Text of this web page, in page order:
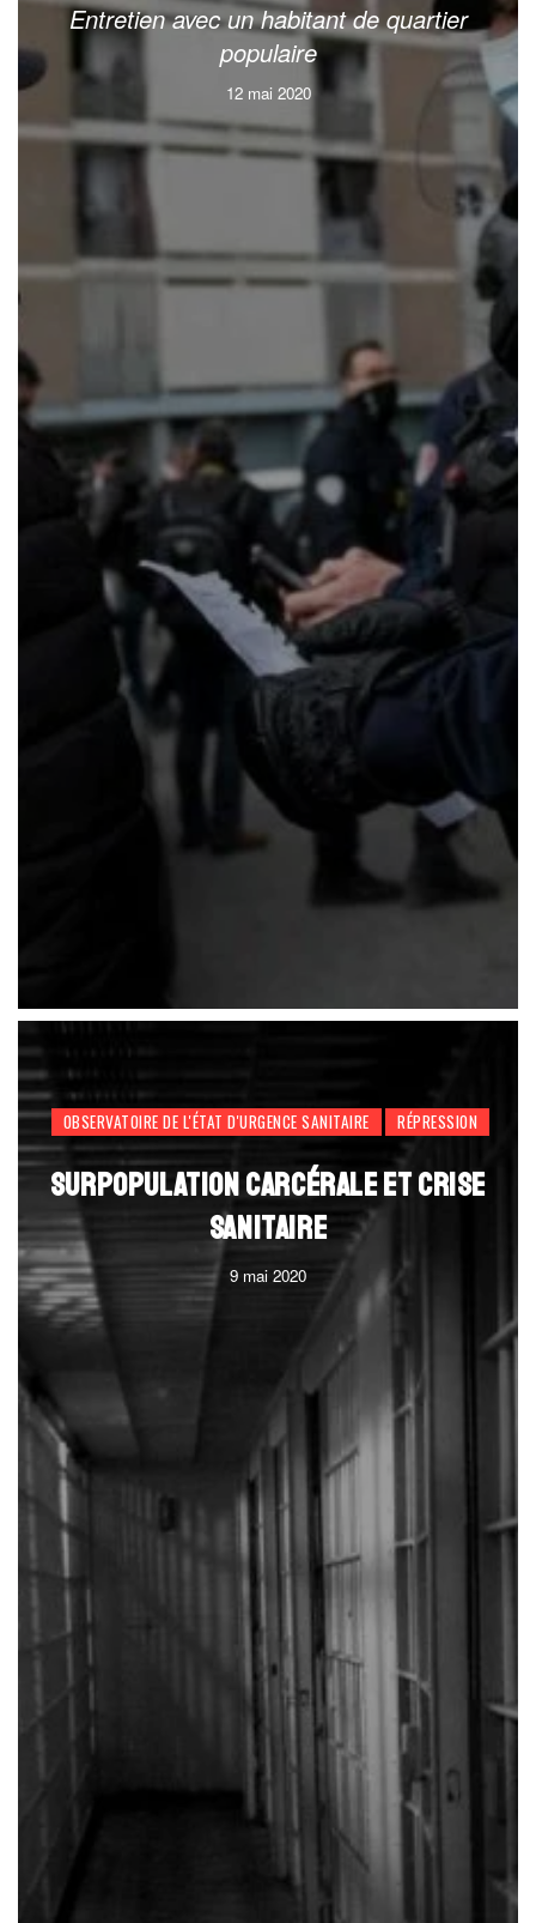
Entretien avec un habitant de quartier
populaire
12 mai 2020
OBSERVATOIRE DE L'ÉTAT D'URGENCE SANITAIRE RÉPRESSION
SURPOPULATION CARCÉRALE ET CRISE
SANITAIRE
9 mai 2020
Vous pourrez trouver plus
d’informationsici